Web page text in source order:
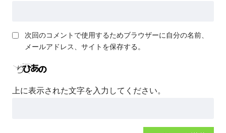
次回のコメントで使用するためブラウザーに自分の名前、
メールアドレス、サイトを保存する。
上に表示された文字を入力してください。